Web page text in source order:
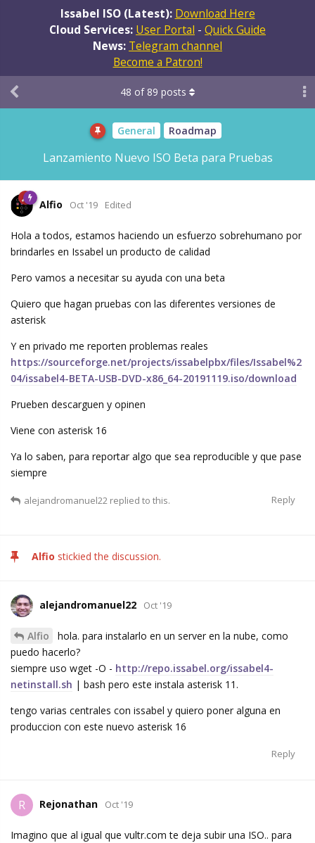
Issabel ISO (Latest): Download Here
Cloud Services: User Portal - Quick Guide
News: Telegram channel
Become a Patron!
General Roadmap
Lanzamiento Nuevo ISO Beta para Pruebas
48 of 89 posts
Alfio Oct '19 Edited
Hola a todos, estamos haciendo un esfuerzo sobrehumano por
brindarles en Issabel un producto de calidad
Pero vamos a necesitar su ayuda con una beta
Quiero que hagan pruebas con las diferentes versiones de
asterisk
Y en privado me reporten problemas reales
https://sourceforge.net/projects/issabelpbx/files/Issabel%2
04/issabel4-BETA-USB-DVD-x86_64-20191119.iso/download
Prueben descarguen y opinen
Viene con asterisk 16
Ya lo saben, para reportar algo que sea reproducible y que pase
siempre
Reply
alejandromanuel22 replied to this.
Alfio stickied the discussion.
alejandromanuel22 Oct '19
Alfio
hola. para instalarlo en un server en la nube, como
puedo hacerlo?
siempre uso wget -O - http://repo.issabel.org/issabel4-
netinstall.sh | bash pero este instala asterisk 11.
tengo varias centrales con issabel y quiero poner alguna en
produccion con este nuevo asterisk 16
Reply
R Rejonathan Oct '19
Imagino que al igual que vultr.com te deja subir una ISO.. para